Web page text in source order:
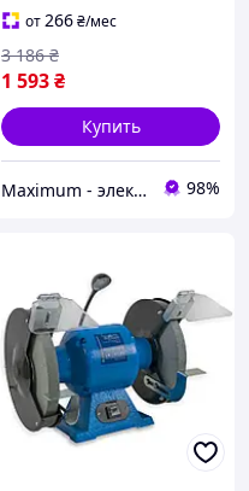
от266₴/мес
1 593₴
3 186 ₴
Купить
Maximum - электрические и бензиновый инструмент 98%